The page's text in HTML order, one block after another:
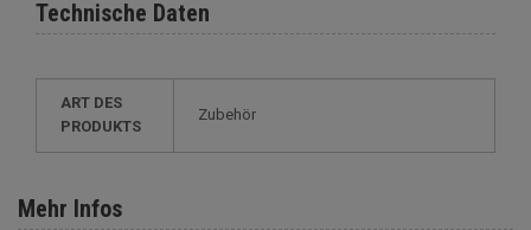
Technische Daten
ART DES
PRODUKTS
Zubehör
Mehr Infos